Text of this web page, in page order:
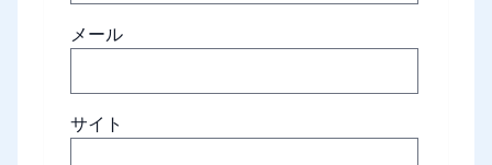
メール
サイト